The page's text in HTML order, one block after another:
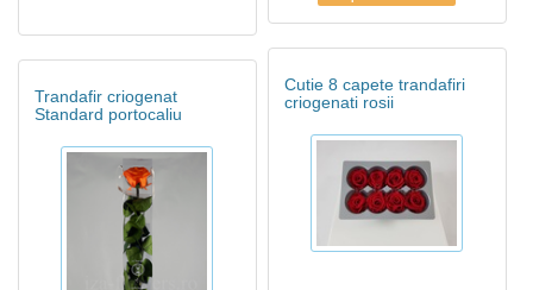
Cutie 8 capete trandafiri
criogenati rosii
Trandafir criogenat
Standard portocaliu